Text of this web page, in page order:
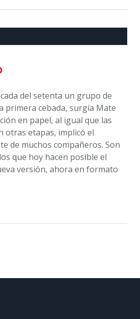
del setenta un grupo de
primera cebada, surgía Mate
en papel, al igual que las
otras etapas, implicó el
de muchos compañeros. Son
que hoy hacen posible el
versión, ahora en formato